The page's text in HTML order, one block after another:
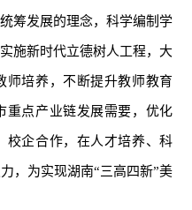
筹发展的理念，科学编制学
施新时代立德树人工程，大
师培养，不断提升教师教育
重点产业链发展需要，优化
校企合作，在人才培养、科
，为实现湖南“三高四新”美